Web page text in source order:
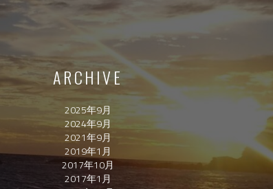
ARCHIVE
2025年9月
2024年9月
2021年9月
2019年1月
2017年10月
2017年1月